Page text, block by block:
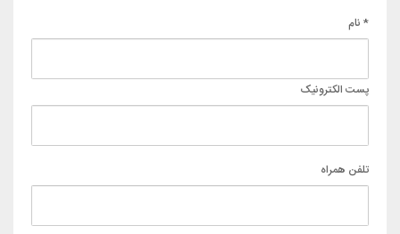
* نام
پست الکترونیک
تلفن همراه